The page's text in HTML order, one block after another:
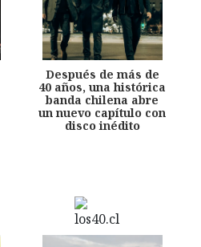
Después de más de
40 años, una histórica
banda chilena abre
un nuevo capítulo con
disco inédito